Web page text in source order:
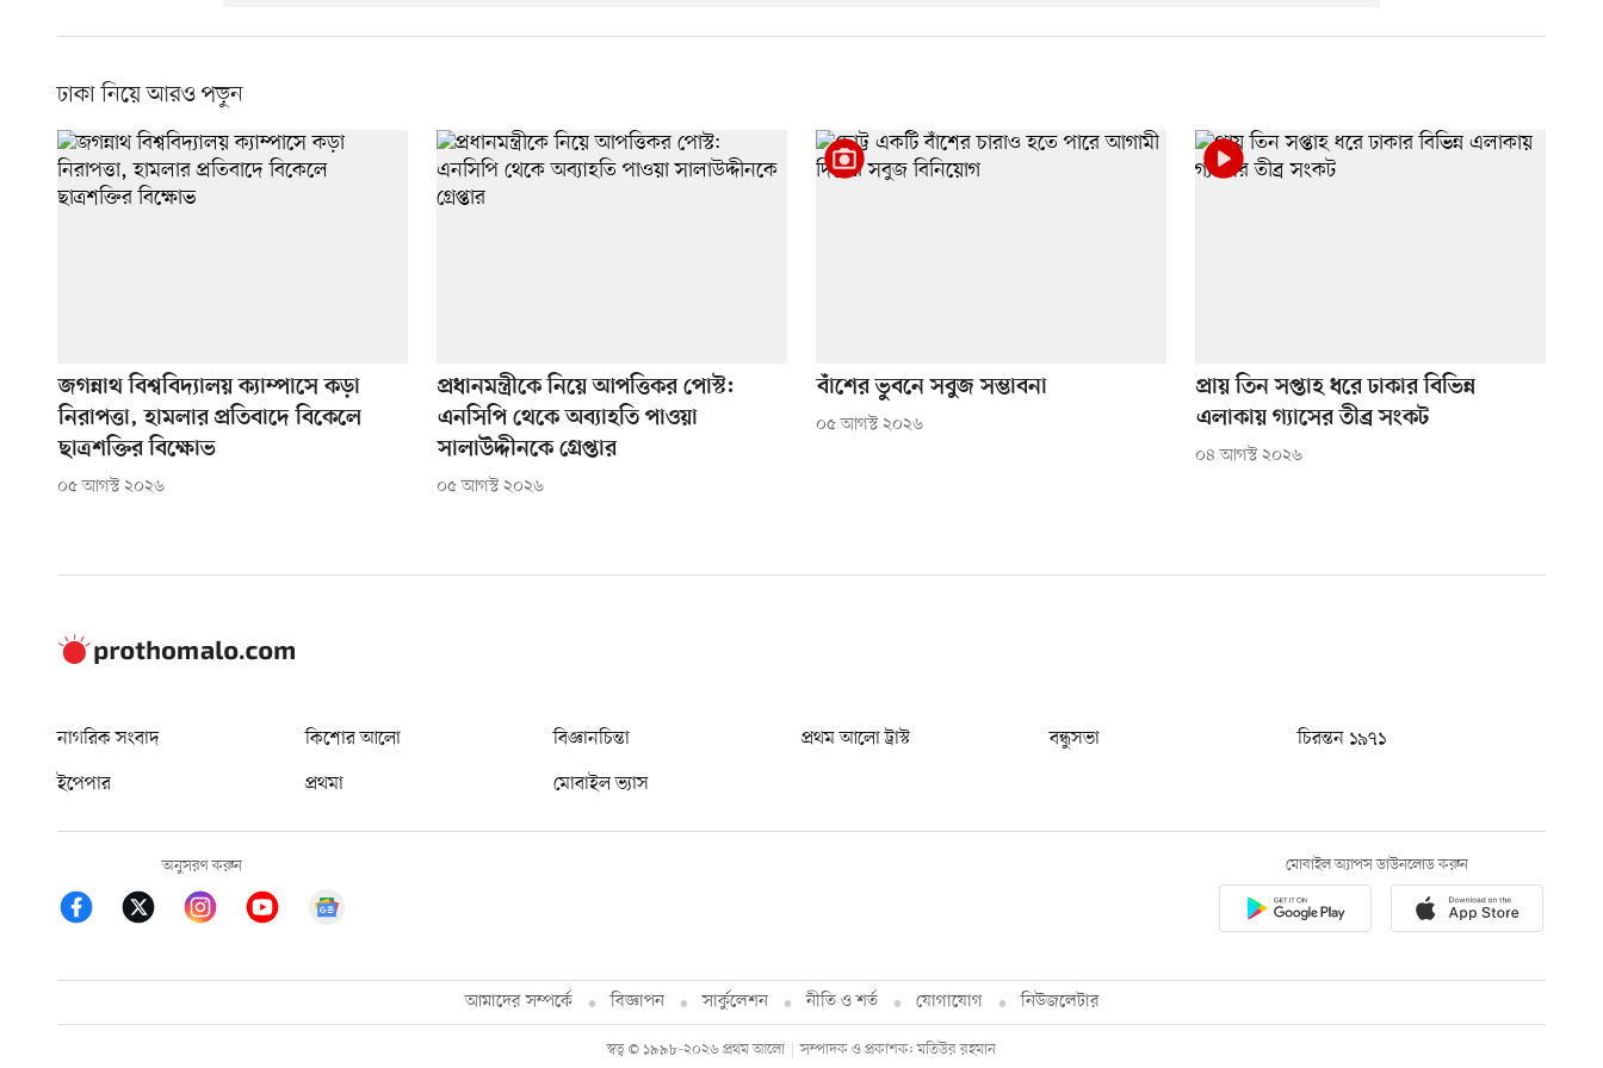
ঢাকা নিয়ে আরও পড়ুন
জগন্নাথ বিশ্ববিদ্যালয় ক্যাম্পাসে কড়া
নিরাপত্তা, হামলার প্রতিবাদে বিকেলে
ছাত্রশক্তির বিক্ষোভ
০৫ আগস্ট ২০২৬
প্রধানমন্ত্রীকে নিয়ে আপত্তিকর পোস্ট:
এনসিপি থেকে অব্যাহতি পাওয়া
সালাউদ্দীনকে গ্রেপ্তার
০৫ আগস্ট ২০২৬
বাঁশের ভুবনে সবুজ সম্ভাবনা
০৫ আগস্ট ২০২৬
প্রায় তিন সপ্তাহ ধরে ঢাকার বিভিন্ন
এলাকায় গ্যাসের তীব্র সংকট
০৪ আগস্ট ২০২৬
নাগরিক সংবাদ কিশোর আলো বিজ্ঞানচিন্তা প্রথম আলো ট্রাস্ট বন্ধুসভা
চিরন্তন ১৯৭১
ইপেপার
প্রথমা মোবাইল ভ্যাস
অনুসরণ করুন মোবাইল অ্যাপস ডাউনলোড করুন
আমাদের সম্পর্কে বিজ্ঞাপন সার্কুলেশন নীতি ও শর্ত যোগাযোগ নিউজলেটার
স্বত্ব © ১৯৯৮-২০২৬ প্রথম আলো সম্পাদক ও প্রকাশক: মতিউর রহমান